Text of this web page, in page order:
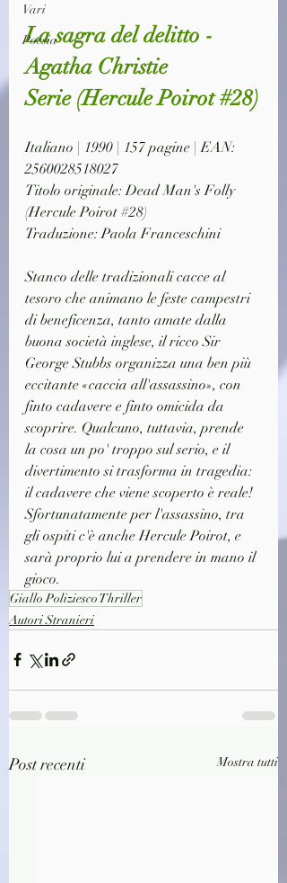
Vari
Poesia
La sagra del delitto -
Agatha Christie
Serie (Hercule Poirot #28)
Italiano | 1990 | 157 pagine | EAN:
2560028518027
Titolo originale: Dead Man's Folly
(Hercule Poirot #28)
Traduzione: Paola Franceschini
Stanco delle tradizionali cacce al
tesoro che animano le feste campestri
di beneficenza, tanto amate dalla
buona società inglese, il ricco Sir
George Stubbs organizza una ben più
eccitante «caccia all'assassino», con
finto cadavere e finto omicida da
scoprire. Qualcuno, tuttavia, prende
la cosa un po' troppo sul serio, e il
divertimento si trasforma in tragedia:
il cadavere che viene scoperto è reale!
Sfortunatamente per l'assassino, tra
gli ospiti c'è anche Hercule Poirot, e
sarà proprio lui a prendere in mano il
gioco.
Giallo Poliziesco Thriller
Autori Stranieri
Post recenti Mostra tutti